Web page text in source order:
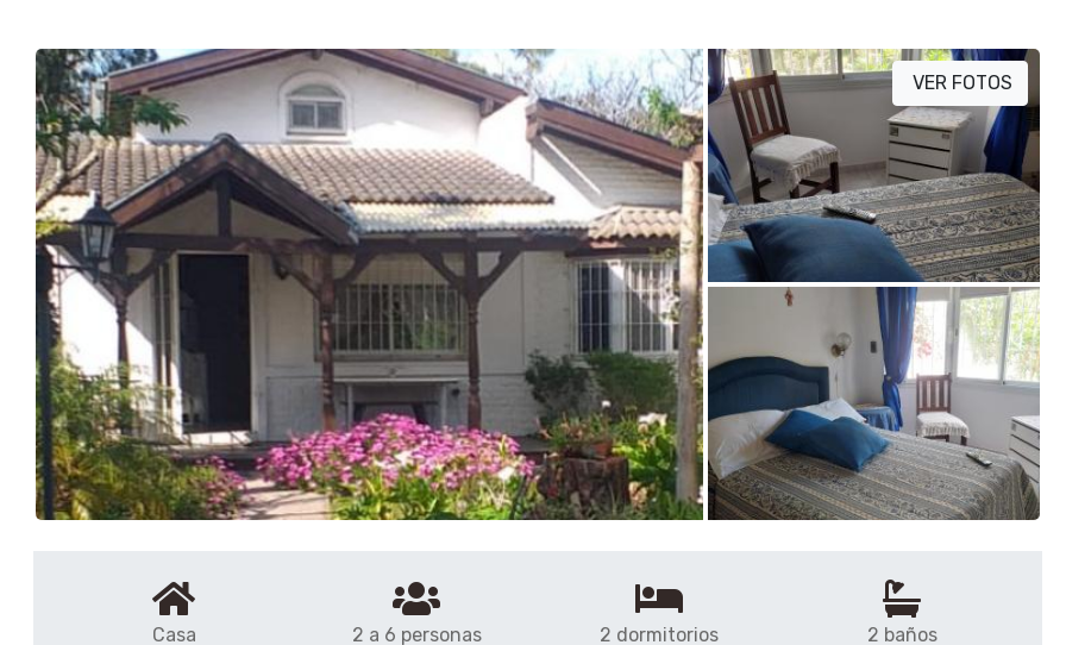
VER FOTOS
Casa 2 a 6 personas 2 dormitorios 2 baños